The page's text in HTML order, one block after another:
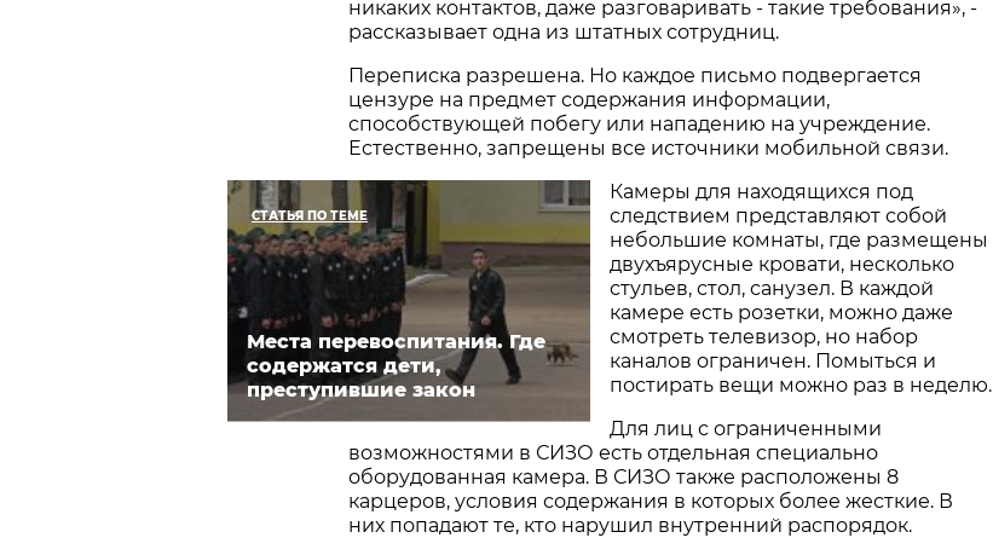
никаких контактов, даже разговаривать - такие требования», -
рассказывает одна из штатных сотрудниц.
Переписка разрешена. Но каждое письмо подвергается
цензуре на предмет содержания информации,
способствующей побегу или нападению на учреждение.
Естественно, запрещены все источники мобильной связи.
СТАТЬЯ ПО ТЕМЕ
Места перевоспитания. Где
содержатся дети,
преступившие закон
Камеры для находящихся под
следствием представляют собой
небольшие комнаты, где размещены
двухъярусные кровати, несколько
стульев, стол, санузел. В каждой
камере есть розетки, можно даже
смотреть телевизор, но набор
каналов ограничен. Помыться и
постирать вещи можно раз в неделю.
Для лиц с ограниченными
возможностями в СИЗО есть отдельная специально
оборудованная камера. В СИЗО также расположены 8
карцеров, условия содержания в которых более жесткие. В
них попадают те, кто нарушил внутренний распорядок.